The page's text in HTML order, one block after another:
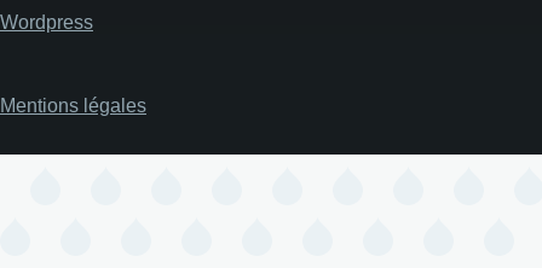
Wordpress
Pied
page
Mentions légales